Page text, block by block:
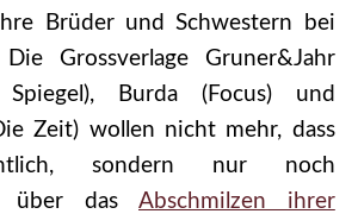
Brüder und Schwestern bei
Grossverlage Gruner&Jahr
Burda (Focus) und
Zeit) wollen nicht mehr, dass
sondern nur noch
über dasAbschmilzen ihrer